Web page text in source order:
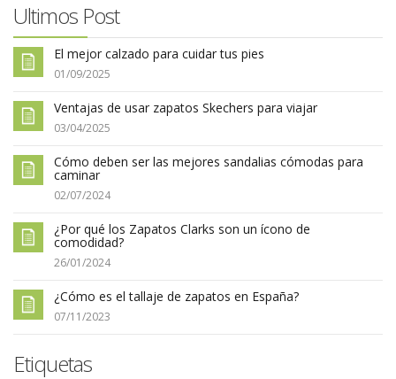
Ultimos Post
El mejor calzado para cuidar tus pies
01/09/2025
Ventajas de usar zapatos Skechers para viajar
03/04/2025
Cómo deben ser las mejores sandalias cómodas para
caminar
02/07/2024
¿Por qué los Zapatos Clarks son un ícono de
comodidad?
26/01/2024
¿Cómo es el tallaje de zapatos en España?
07/11/2023
Etiquetas